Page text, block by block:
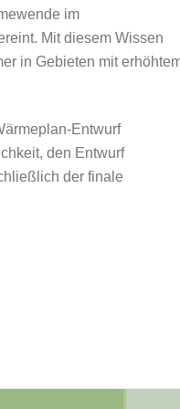
im
Mit diesem Wissen
in Gebieten mit
Entwurf
den Entwurf
der finale